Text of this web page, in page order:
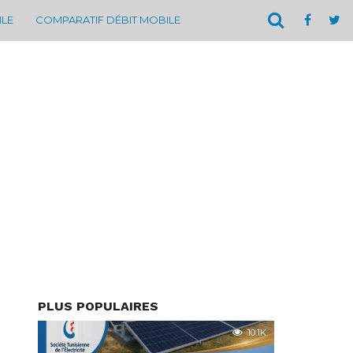
COMPARATIF DÉBIT MOBILE
PLUS POPULAIRES
10.1K